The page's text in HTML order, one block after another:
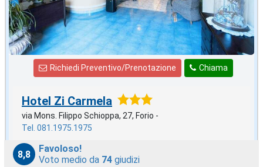
Chiama
Richiedi Preventivo/Prenotazione
Hotel Zi Carmela
via Mons. Filippo Schioppa, 27, Forio -
Tel. 081.1975.1975
8,8
Favoloso!
Voto medio da 74 giudizi